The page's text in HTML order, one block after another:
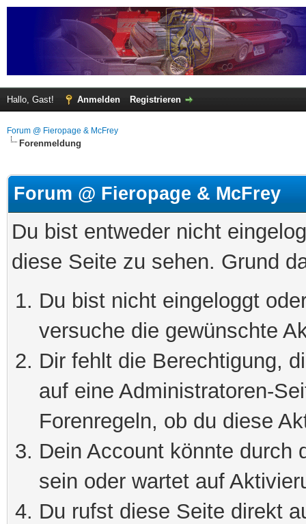
Hallo, Gast! Anmelden Registrieren
Forum @ Fieropage & McFrey
Forenmeldung
Forum @ Fieropage & McFrey
Du bist entweder nicht
diese Seite zu sehen. Grund
Du bist nicht eingeloggt
versuche die gewünschte
Dir fehlt die Berechtigung,
auf eine Administratoren-
Forenregeln, ob du diese
Dein Account könnte durch
sein oder wartet auf
Du rufst diese Seite direkt